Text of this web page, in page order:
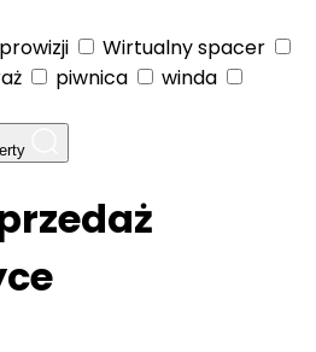
Wirtualny spacer
piwnica
winda